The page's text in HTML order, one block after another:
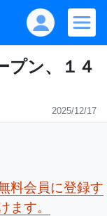
プン、１４
2025/12/17
料会員に登録す
ます。